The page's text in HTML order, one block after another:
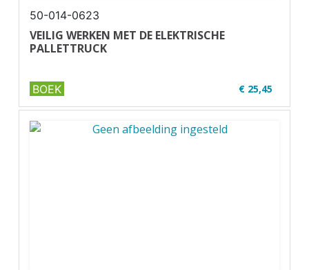
50-014-0623
VEILIG WERKEN MET DE ELEKTRISCHE
PALLETTRUCK
€ 25,45
✔ U17-1
✔ Zwart-wit
BOEK